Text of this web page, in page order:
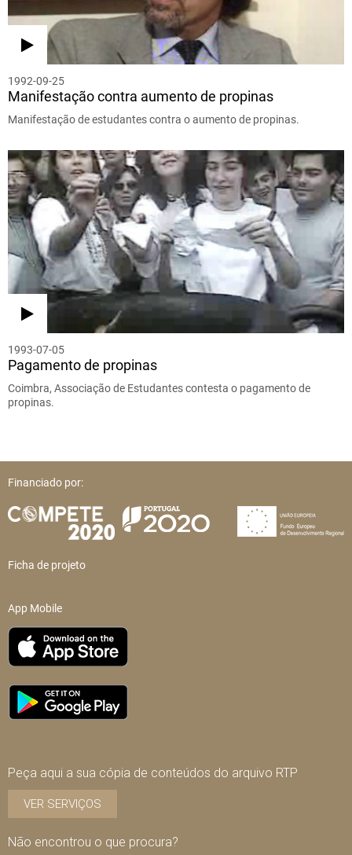
1992-09-25
Manifestação contra aumento de propinas
Manifestação de estudantes contra o aumento de propinas.
1993-07-05
Pagamento de propinas
Coimbra, Associação de Estudantes contesta o pagamento de
propinas.
Financiado por:
Ficha de projeto
App Mobile
Peça aqui a sua cópia de conteúdos do arquivo RTP
VER SERVIÇOS
Não encontrou o que procura?